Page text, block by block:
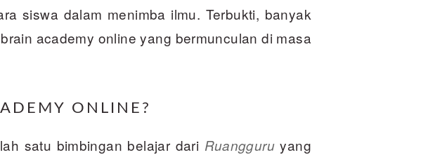
siswa dalam menimba ilmu. Terbukti, banyak
academy online yang bermunculan di masa
ONLINE?
satu bimbingan belajar dari Ruangguru yang